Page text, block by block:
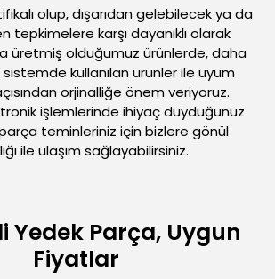
olup, dışarıdan gelebilecek ya da
tepkimelere karşı dayanıklı olarak
üretmiş olduğumuz ürünlerde, daha
kullanılan ürünler ile uyum
orjinalliğe önem veriyoruz.
işlemlerinde ihiyaç duyduğunuz
teminleriniz için bizlere gönül
ile ulaşım sağlayabilirsiniz.
Yedek Parça, Uygun
Fiyatlar